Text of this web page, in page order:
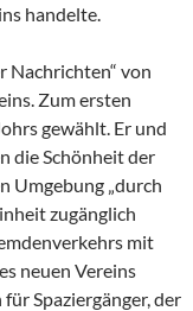
handelte.
Nachrichten“ von
Zum ersten
gewählt. Er und
die Schönheit der
Umgebung „durch
zugänglich
mit
neuen Vereins
Spaziergänger, der